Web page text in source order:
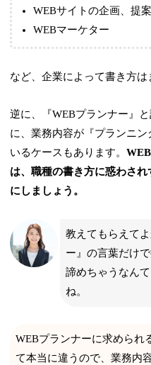
WEBサイトの企画、提案
WEBマーケター
など、企業によって書き方は
逆に、『WEBプランナー』
に、業務内容が『プランニ
いるケースもあります。
は、職種の書き方に惑わさ
にしましょう。
教えてもらえて
ー』の言葉だけ
諦めちゃうなん
ね。
WEBプランナーに求められ
て本当に違うので、業務内